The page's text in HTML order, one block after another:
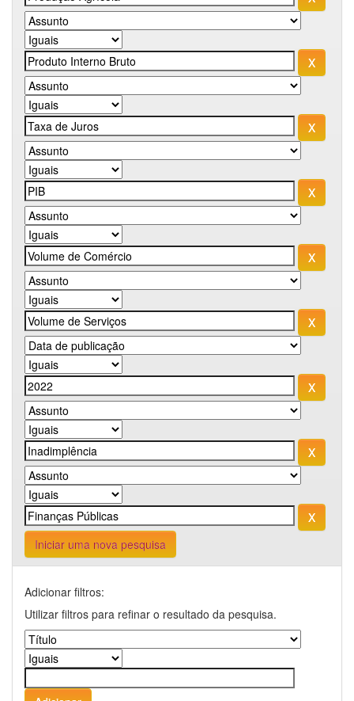
Iniciar uma nova pesquisa
Adicionar filtros:
Utilizar filtros para refinar o resultado da pesquisa.